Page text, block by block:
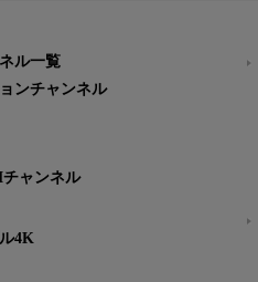
ル一覧
ンチャンネル
ャンネル
4K